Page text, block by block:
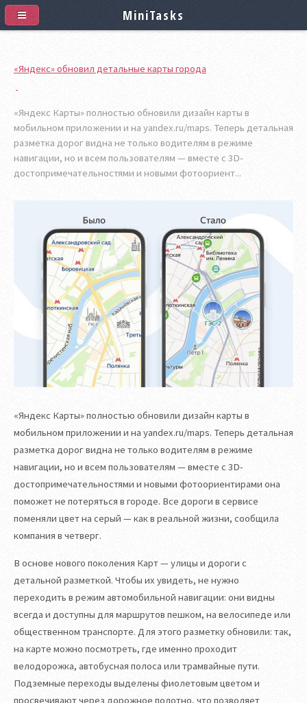
«Яндекс» обновил детальные карты города
«Яндекс Карты» полностью обновили дизайн карты в
мобильном приложении и на yandex.ru/maps. Теперь детальная
разметка дорог видна не только водителям в режиме
навигации, но и всем пользователям — вместе с 3D-
достопримечательностями и новыми фотоориент...
«Яндекс Карты» полностью обновили дизайн карты в
мобильном приложении и на yandex.ru/maps. Теперь детальная
разметка дорог видна не только водителям в режиме
навигации, но и всем пользователям — вместе с 3D-
достопримечательностями и новыми фотоориентирами она
поможет не потеряться в городе. Все дороги в сервисе
поменяли цвет на серый — как в реальной жизни, сообщила
компания в четверг.
В основе нового поколения Карт — улицы и дороги с
детальной разметкой. Чтобы их увидеть, не нужно
переходить в режим автомобильной навигации: они видны
всегда и доступны для маршрутов пешком, на велосипеде или
общественном транспорте. Для этого разметку обновили: так,
на карте можно посмотреть, где именно проходит
велодорожка, автобусная полоса или трамвайные пути.
Подземные переходы выделены фиолетовым цветом и
просвечивают через дорожное полотно, что позволяет
MiniTasks